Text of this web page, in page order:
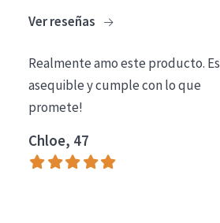
Limpieza
COLECCIÓN
Essentials
Lift+
Ver reseñas
Realmente amo este producto. Es
asequible y cumple con lo que
promete!
Chloe, 47